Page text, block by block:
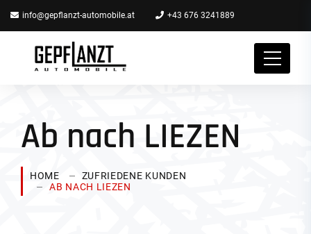
info@gepflanzt-automobile.at +43 676 3241889
Ab nach LIEZEN
HOME
ZUFRIEDENE KUNDEN
AB NACH LIEZEN